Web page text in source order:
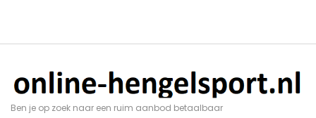
Ben je op zoek naar een ruim aanbod betaalbaar